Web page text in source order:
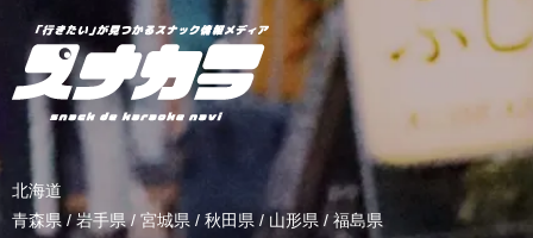
北海道
青森県 / 岩手県/ 宮城県 / 秋田県 / 山形県/ 福島県